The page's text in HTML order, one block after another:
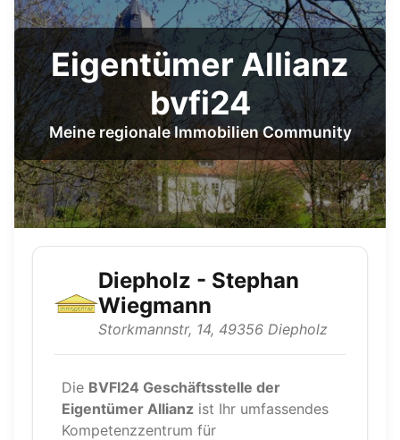
Eigentümer Allianz
bvfi24
Meine regionale Immobilien Community
Diepholz - Stephan
Wiegmann
Storkmannstr, 14, 49356 Diepholz
Die BVFI24 Geschäftsstelle der
Eigentümer Allianz ist Ihr umfassendes
Kompetenzzentrum für